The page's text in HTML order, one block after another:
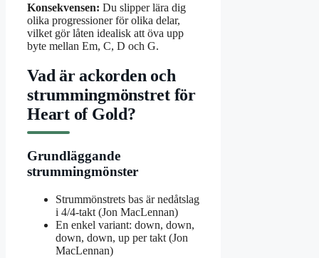
Konsekvensen: Du slipper lära dig
olika progressioner för olika delar,
vilket gör låten idealisk att öva upp
byte mellan Em, C, D och G.
Vad är ackorden och
strummingmönstret för
Heart of Gold?
Grundläggande
strummingmönster
Strummönstrets bas är nedåtslag
i 4/4-takt (Jon MacLennan)
En enkel variant: down, down,
down, down, up per takt (Jon
MacLennan)